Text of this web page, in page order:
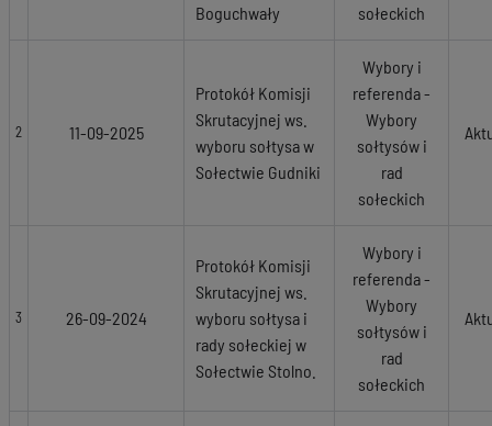
Boguchwały
sołeckich
2 11-09-2025
Protokół Komisji
Skrutacyjnej ws.
wyboru sołtysa w
Sołectwie Gudniki
Wybory i
referenda -
Wybory
sołtysów i
rad
sołeckich
3 26-09-2024
Protokół Komisji
Skrutacyjnej ws.
wyboru sołtysa i
rady sołeckiej w
Sołectwie Stolno.
Wybory i
referenda -
Wybory
sołtysów i
rad
sołeckich